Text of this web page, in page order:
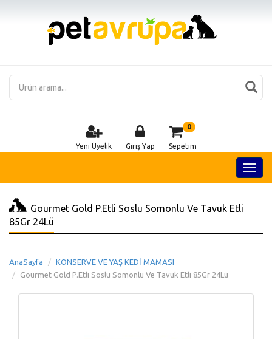
Yeni Üyelik Giriş Yap
0
Sepetim
Gourmet Gold P.Etli Soslu Somonlu Ve Tavuk Etli
85Gr 24Lü
AnaSayfa
KONSERVE VE YAŞ KEDİ MAMASI
Gourmet Gold P.Etli Soslu Somonlu Ve Tavuk Etli 85Gr 24Lü